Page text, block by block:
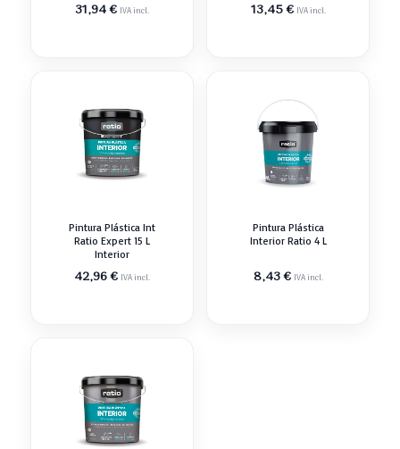
31,94€ IVA incl. 13,45€ IVA incl.
Pintura Plástica Int
Ratio Expert 15 L
Interior
42,96€ IVA incl.
Pintura Plástica
Interior Ratio 4 L
8,43€ IVA incl.